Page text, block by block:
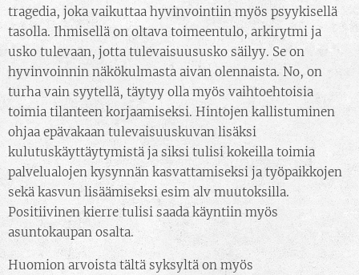
tragedia, joka vaikuttaa hyvinvointiin myös psyykisellä
tasolla. Ihmisellä on oltava toimeentulo, arkirytmi ja
usko tulevaan, jotta tulevaisuususko säilyy. Se on
hyvinvoinnin näkökulmasta aivan olennaista. No, on
turha vain syytellä, täytyy olla myös vaihtoehtoisia
toimia tilanteen korjaamiseksi. Hintojen kallistuminen
ohjaa epävakaan tulevaisuuskuvan lisäksi
kulutuskäyttäytymistä ja siksi tulisi kokeilla toimia
palvelualojen kysynnän kasvattamiseksi ja työpaikkojen
sekä kasvun lisäämiseksi esim alv muutoksilla.
Positiivinen kierre tulisi saada käyntiin myös
asuntokaupan osalta.
Huomion arvoista tältä syksyltä on myös